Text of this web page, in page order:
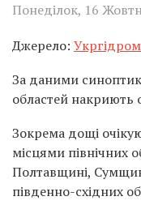
Понеділок, 16
Джерело:
За даними
областей накриють
Зокрема дощі
місцями північних
Полтавщині,
південно-східних